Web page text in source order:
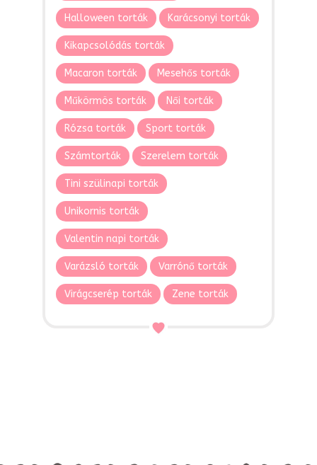
Halloween torták Karácsonyi torták
Kikapcsolódás torták
Macaron torták Mesehős torták
Műkörmös torták Női torták
Rózsa torták Sport torták
Számtorták Szerelem torták
Tini szülinapi torták
Unikornis torták
Valentin napi torták
Varázsló torták Varrónő torták
Virágcserép torták Zene torták